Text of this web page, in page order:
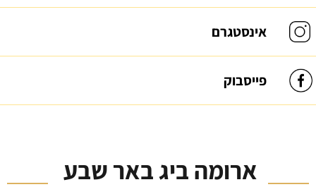
אינסטגרם
פייסבוק
ארומה ביג באר שבע